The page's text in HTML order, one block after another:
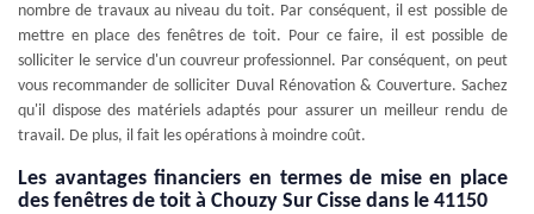
nombre de travaux au niveau du toit. Par conséquent, il est possible de
mettre en place des fenêtres de toit. Pour ce faire, il est possible de
solliciter le service d'un couvreur professionnel. Par conséquent, on peut
vous recommander de solliciter Duval Rénovation & Couverture. Sachez
qu'il dispose des matériels adaptés pour assurer un meilleur rendu de
travail. De plus, il fait les opérations à moindre coût.
Les avantages financiers en termes de mise en place
des fenêtres de toit à Chouzy Sur Cisse dans le 41150